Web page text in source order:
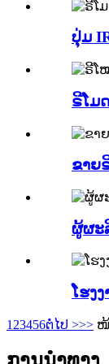
ປຸ່ມ
ຣີໂມ
ຂາຍ
ຜູ້ຜະ
ໂຮງ
1 23456ຕໍ່ໄປ >>> ໜ້
ການນຳທາງ